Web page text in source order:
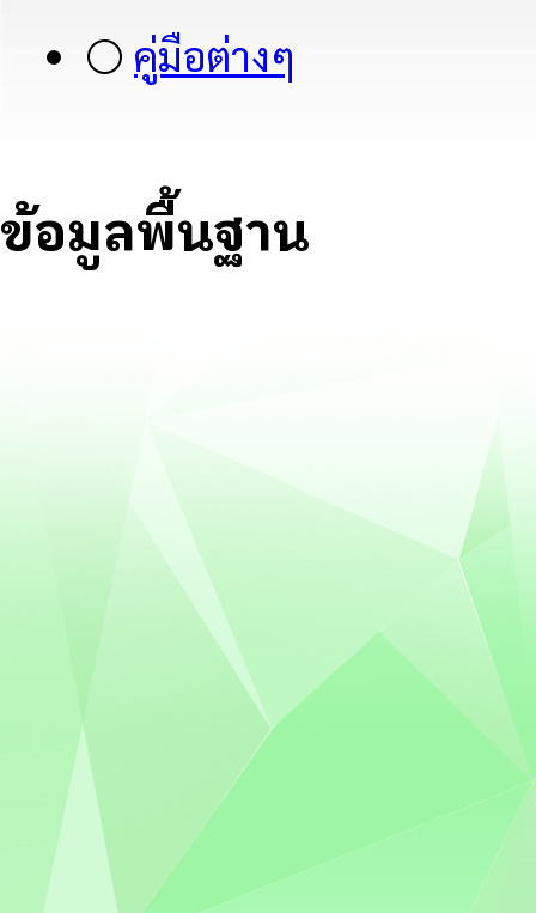
⚪ คู่มือต่างๆ
ข้อมูลพื้นฐาน